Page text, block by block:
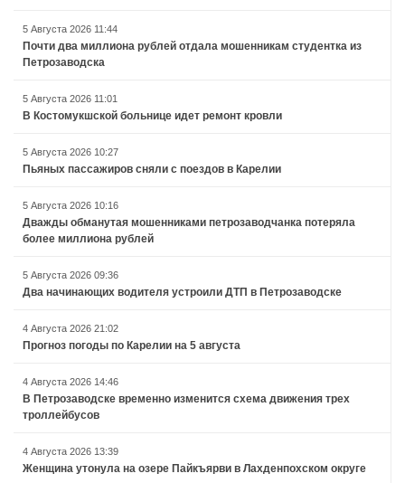
5 Августа 2026 11:44
Почти два миллиона рублей отдала мошенникам студентка из
Петрозаводска
5 Августа 2026 11:01
В Костомукшской больнице идет ремонт кровли
5 Августа 2026 10:27
Пьяных пассажиров сняли с поездов в Карелии
5 Августа 2026 10:16
Дважды обманутая мошенниками петрозаводчанка потеряла
более миллиона рублей
5 Августа 2026 09:36
Два начинающих водителя устроили ДТП в Петрозаводске
4 Августа 2026 21:02
Прогноз погоды по Карелии на 5 августа
4 Августа 2026 14:46
В Петрозаводске временно изменится схема движения трех
троллейбусов
4 Августа 2026 13:39
Женщина утонула на озере Пайкъярви в Лахденпохском округе